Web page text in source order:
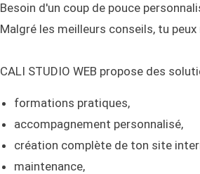
Besoin d'un coup de pouce
Malgré les meilleurs conseils, tu
CALI STUDIO WEB propose des
formations pratiques,
accompagnement personnalisé,
création complète de ton site
maintenance,